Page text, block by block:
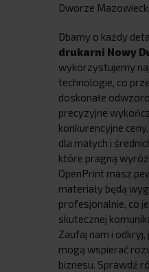
Dworze
Dbamy o każdy
drukarni Nowy
wykorzystujemy
technologie, co
doskonałe
precyzyjne
konkurencyjne
dla małych i
które pragną
OpenPrint masz
materiały będą
profesjonalnie, co
skutecznej
Zaufaj nam i odkryj,
mogą wspierać
biznesu. Sprawdź